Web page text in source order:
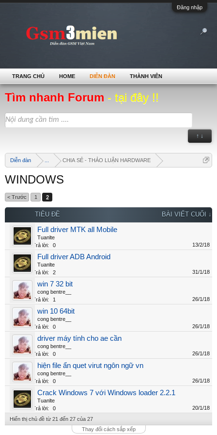
Đăng nhập
Tìm nhanh Forum - tại đây !!
↑ ↓
Diễn đàn CHIA SẺ - THẢO LUẬN HARDWARE
WINDOWS
< Trước 1 2
TIÊU ĐỀ BÀI VIẾT CUỐI ↓
Full driver MTK all Mobile
Tuanlte
Trả lời:
0 13/2/18
Full driver ADB Android
Tuanlte
Trả lời:
2 31/1/18
win 7 32 bit
cong bentre__
Trả lời:
1 26/1/18
win 10 64bit
cong bentre__
Trả lời:
0 26/1/18
driver máy tính cho ae cần
cong bentre__
Trả lời:
0 26/1/18
hiện file ẩn quet virut ngôn ngữ vn
cong bentre__
Trả lời:
0 26/1/18
Crack Windows 7 với Windows loader 2.2.1
Tuanlte
Trả lời:
0
20/1/18
Hiển thị chủ đề từ 21 đến 27 của 27
Thay đổi cách sắp xếp
TRANG CHỦ HOME DIỄN ĐÀN THÀNH VIÊN